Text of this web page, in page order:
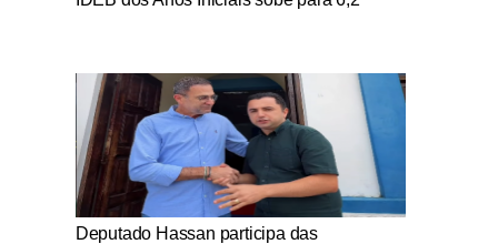
Notícias Católicas
Deputado Hassan participa das